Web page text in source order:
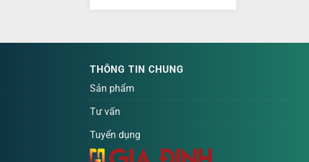
THÔNG TIN CHUNG
Sản phẩm
Tư vấn
Tuyển dụng